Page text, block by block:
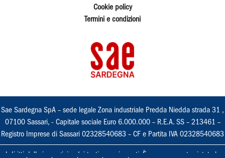
Cookie policy
Termini e condizioni
Sae Sardegna SpA – sede legale Zona industriale Predda Niedda strada 31 ,
07100 Sassari, - Capitale sociale Euro 6.000.000 – R.E.A. SS – 213461 –
Registro Imprese di Sassari 02328540683 – CF e Partita IVA 02328540683
I diritti delle immagini e dei testi sono riservati. È espressamente vietata la